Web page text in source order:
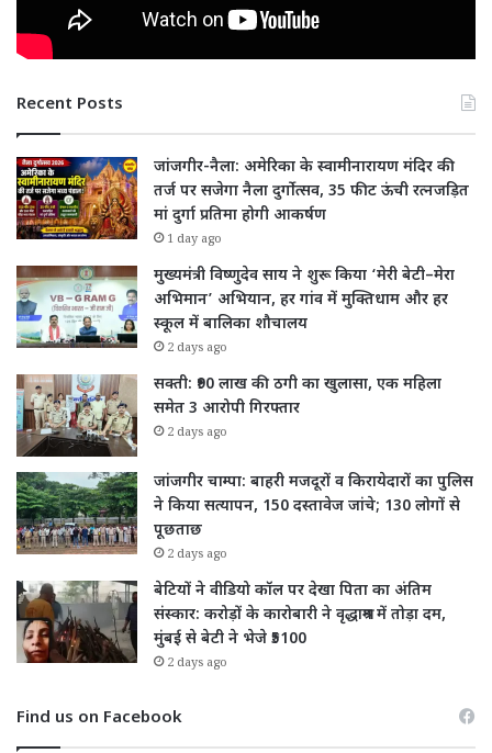
Recent Posts
जांजगीर-नैला: अमेरिका के स्वामीनारायण मंदिर की
तर्ज पर सजेगा नैला दुर्गोत्सव, 35 फीट ऊंची रत्नजड़ित
मां दुर्गा प्रतिमा होगी आकर्षण
1 day ago
मुख्यमंत्री विष्णुदेव साय ने शुरू किया ‘मेरी बेटी–मेरा
अभिमान’ अभियान, हर गांव में मुक्तिधाम और हर
स्कूल में बालिका शौचालय
2 days ago
सक्ती: ₹90 लाख की ठगी का खुलासा, एक महिला
समेत 3 आरोपी गिरफ्तार
2 days ago
जांजगीर चाम्पा: बाहरी मजदूरों व किरायेदारों का पुलिस
ने किया सत्यापन, 150 दस्तावेज जांचे; 130 लोगों से
पूछताछ
2 days ago
बेटियों ने वीडियो कॉल पर देखा पिता का अंतिम
संस्कार: करोड़ों के कारोबारी ने वृद्धाश्रम में तोड़ा दम,
मुंबई से बेटी ने भेजे ₹5100
2 days ago
Find us on Facebook